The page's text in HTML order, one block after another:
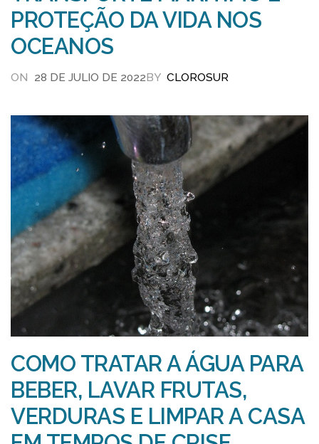
PROTEÇÃO DA VIDA NOS
OCEANOS
ON 28 DE JULIO DE 2022BY CLOROSUR
COMO TRATAR A ÁGUA PARA
BEBER, LAVAR FRUTAS,
VERDURAS E LIMPAR A CASA